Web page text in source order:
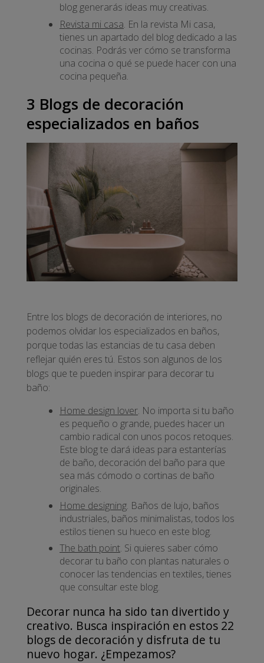
blog generarás ideas muy creativas.
Revista mi casa. En la revista Mi casa,
tienes un apartado del blog dedicado a las
cocinas. Podrás ver cómo se transforma
una cocina o qué se puede hacer con una
cocina pequeña.
3 Blogs de decoración
especializados en baños
Entre los blogs de decoración de interiores, no
podemos olvidar los especializados en baños,
porque todas las estancias de tu casa deben
reflejar quién eres tú. Estos son algunos de los
blogs que te pueden inspirar para decorar tu
baño:
Home design lover. No importa si tu baño
es pequeño o grande, puedes hacer un
cambio radical con unos pocos retoques.
Este blog te dará ideas para estanterías
de baño, decoración del baño para que
sea más cómodo o cortinas de baño
originales.
Home designing. Baños de lujo, baños
industriales, baños minimalistas, todos los
estilos tienen su hueco en este blog.
The bath point. Si quieres saber cómo
decorar tu baño con plantas naturales o
conocer las tendencias en textiles, tienes
que consultar este blog.
Decorar nunca ha sido tan divertido y
creativo. Busca inspiración en estos 22
blogs de decoración y disfruta de tu
nuevo hogar. ¿Empezamos?